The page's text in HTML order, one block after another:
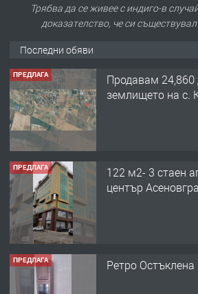
Трябва да се живее с индиго-в
доказателство, че си
Последни обяви
ПРЕДЛАГА
Продавам 24,860
землището на с.
ПРЕДЛАГА
122 м2- 3 стаен
център
ПРЕДЛАГА Ретро Остъклена